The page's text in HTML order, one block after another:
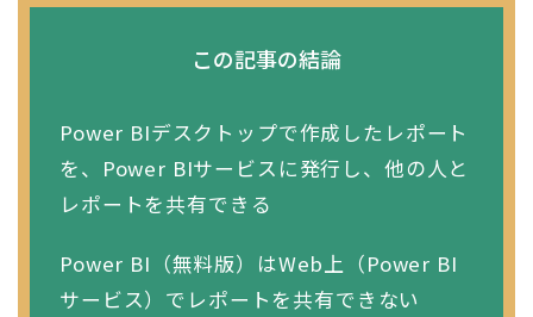
この記事の結論
Power BIデスクトップで作成したレポート
を、Power BIサービスに発行し、他の人と
レポートを共有できる
Power BI（無料版）はWeb上（Power BI
サービス）でレポートを共有できない